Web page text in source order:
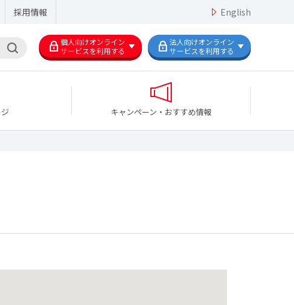
採用情報 English
個人向けオンライン
サービスを利用する
法人向けオンライン
サービスを利用する
キャンペーン・おすすめ情報